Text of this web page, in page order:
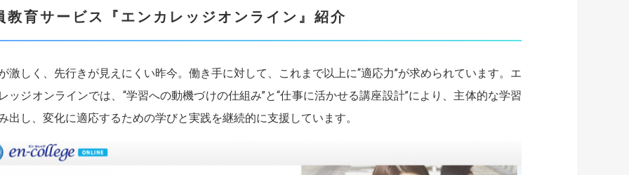
教育サービス 『 エンカレッジオンライン 』 紹介
激しく、先行きが見えにくい昨今。働き手に対して、これまで以上に“適応力”が求められています。エ
ッジオンラインでは、“学習への動機づけの仕組み”と“仕事に活かせる講座設計”により、主体的な学習
出し、変化に適応するための学びと実践を継続的に支援しています。